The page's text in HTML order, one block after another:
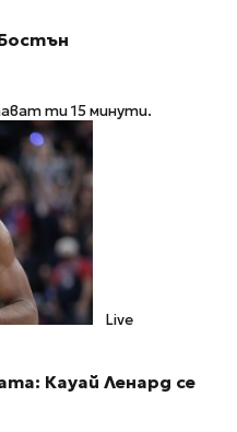
ти 15 минути.
Live
Кауай Ленард се